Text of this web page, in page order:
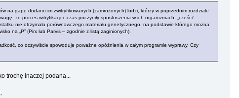
na gapę dodano im zwitryfikowanych (zamrożonych) ludzi, którzy w poprzednim rozdziale
że proces witryfikacji i czas poczyniły spustoszenia w ich organizmach, „części”
nie otrzymała porównawczego materiału genetycznego, na podstawie którego można
na „P” (Pirx lub Parvis – zgodnie z listą zaginionych).
co oczywiście spowoduje poważne opóźnienia w całym programie wyprawy. Czy
trochę inaczej podana...